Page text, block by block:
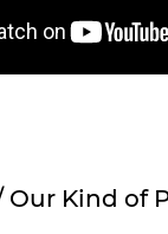
Kind of